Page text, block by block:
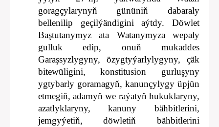
goragçylarynyň gününiň dabaraly
bellenilip geçilýändigini aýtdy. Döwlet
Baştutanymyz ata Watanymyza wepaly
gulluk edip, onuň mukaddes
Garaşsyzlygyny, özygtyýarlylygyny, çäk
bitewüligini, konstitusion gurluşyny
ygtybarly goramagyň, kanunçylygy üpjün
etmegiň, adamyň we raýatyň hukuklaryny,
azatlyklaryny, kanuny bähbitlerini,
jemgyýetiň, döwletiň bähbitlerini